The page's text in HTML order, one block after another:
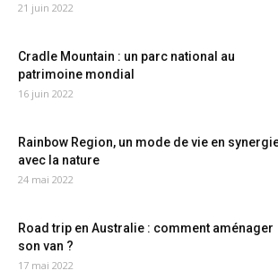
21 juin 2022
Cradle Mountain : un parc national au
patrimoine mondial
16 juin 2022
Rainbow Region, un mode de vie en
avec la nature
24 mai 2022
Road trip en Australie : comment aménager
son van ?
17 mai 2022